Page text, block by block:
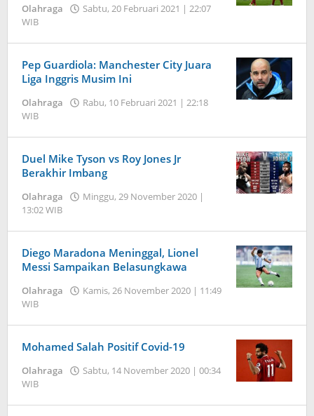
Olahraga
Sabtu, 20 Februari 2021 | 22:07
WIB
Pep Guardiola: Manchester City Juara
Liga Inggris Musim Ini
Olahraga
Rabu, 10 Februari 2021 | 22:18
WIB
Duel Mike Tyson vs Roy Jones Jr
Berakhir Imbang
Olahraga
Minggu, 29 November 2020 |
13:02 WIB
Diego Maradona Meninggal, Lionel
Messi Sampaikan Belasungkawa
Olahraga
Kamis, 26 November 2020 | 11:49
WIB
Mohamed Salah Positif Covid-19
Olahraga
Sabtu, 14 November 2020 | 00:34
WIB